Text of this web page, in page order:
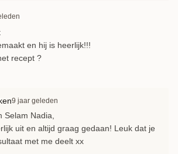
en hij is heerlijk!!!
recept ?
9 jaar geleden
Selam Nadia,
uit en altijd graag gedaan! Leuk dat je
met me deelt xx